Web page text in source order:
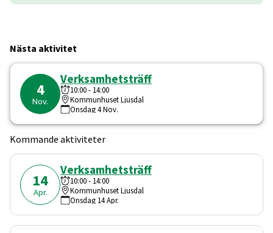
Nästa aktivitet
4
Nov.
Verksamhetsträff
10:00- 14:00
Kommunhuset Ljusdal
Onsdag4Nov.
Kommande aktiviteter
14
Apr.
Verksamhetsträff
10:00- 14:00
Kommunhuset Ljusdal
Onsdag 14Apr.